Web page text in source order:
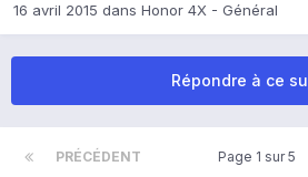
16 avril 2015 dans Honor 4X - Général
Répondre à ce
PRÉCÉDENT Page 1 sur 5